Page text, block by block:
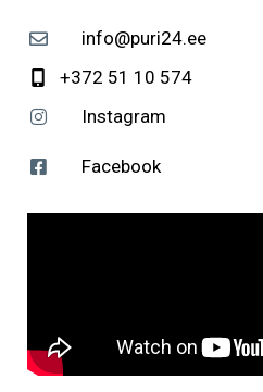
info@puri24.ee
+372 51 10 574
Instagram
Facebook